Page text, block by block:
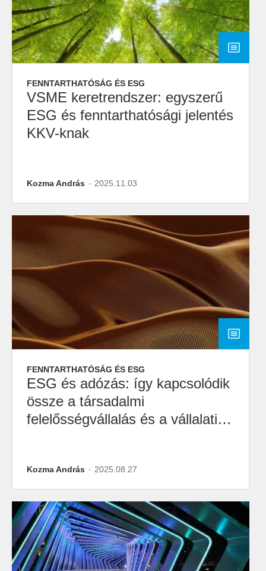
FENNTARTHATÓSÁG ÉS ESG
VSME keretrendszer: egyszerű
ESG és fenntarthatósági jelentés
KKV-knak
Kozma András 2025.11.03
FENNTARTHATÓSÁG ÉS ESG
ESG és adózás: így kapcsolódik
össze a társadalmi
felelősségvállalás és a vállalati
Kozma András 2025.08.27